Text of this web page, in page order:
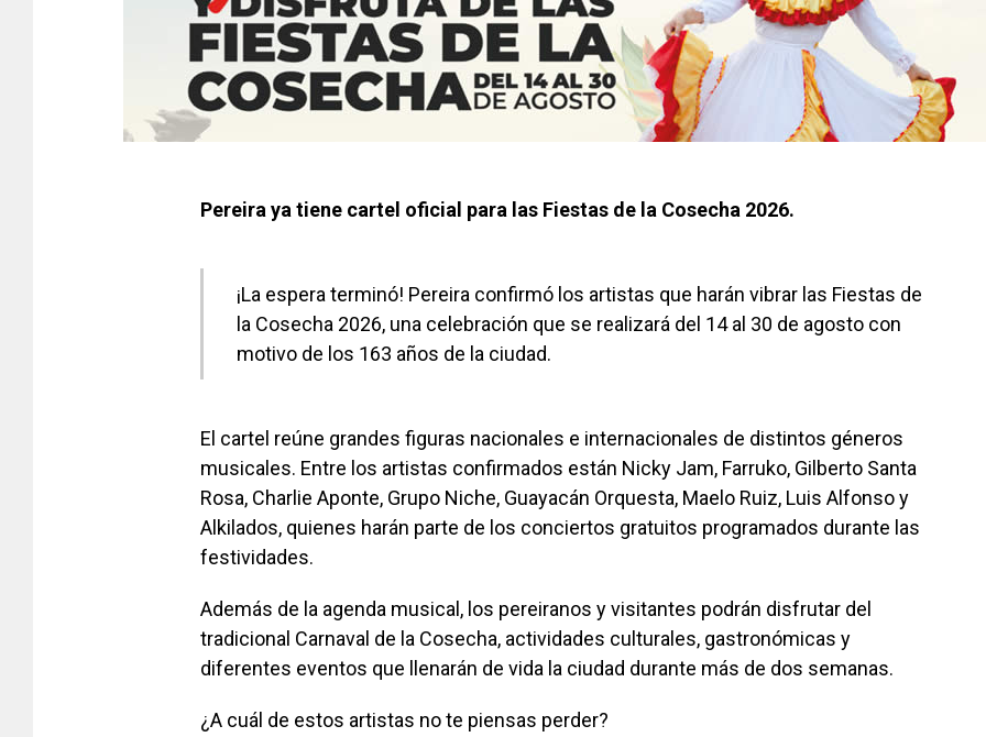
Pereira ya tiene cartel oficial para las Fiestas de la Cosecha 2026.
¡La espera terminó! Pereira confirmó los artistas que harán vibrar las Fiestas de
la Cosecha 2026, una celebración que se realizará del 14 al 30 de agosto con
motivo de los 163 años de la ciudad.
El cartel reúne grandes figuras nacionales e internacionales de distintos géneros
musicales. Entre los artistas confirmados están Nicky Jam, Farruko, Gilberto Santa
Rosa, Charlie Aponte, Grupo Niche, Guayacán Orquesta, Maelo Ruiz, Luis Alfonso y
Alkilados, quienes harán parte de los conciertos gratuitos programados durante las
festividades.
Además de la agenda musical, los pereiranos y visitantes podrán disfrutar del
tradicional Carnaval de la Cosecha, actividades culturales, gastronómicas y
diferentes eventos que llenarán de vida la ciudad durante más de dos semanas.
¿A cuál de estos artistas no te piensas perder?